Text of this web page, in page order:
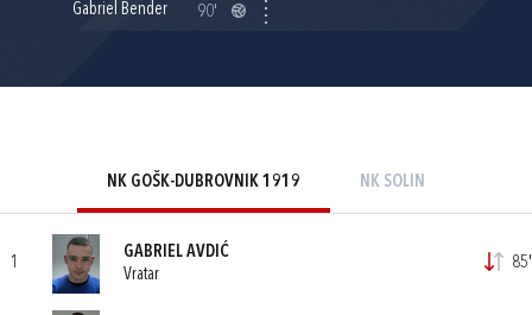
Gabriel Bender
90'
NK GOŠK-DUBROVNIK 1919 NK SOLIN
1
GABRIEL AVDIĆ
Vratar
85'